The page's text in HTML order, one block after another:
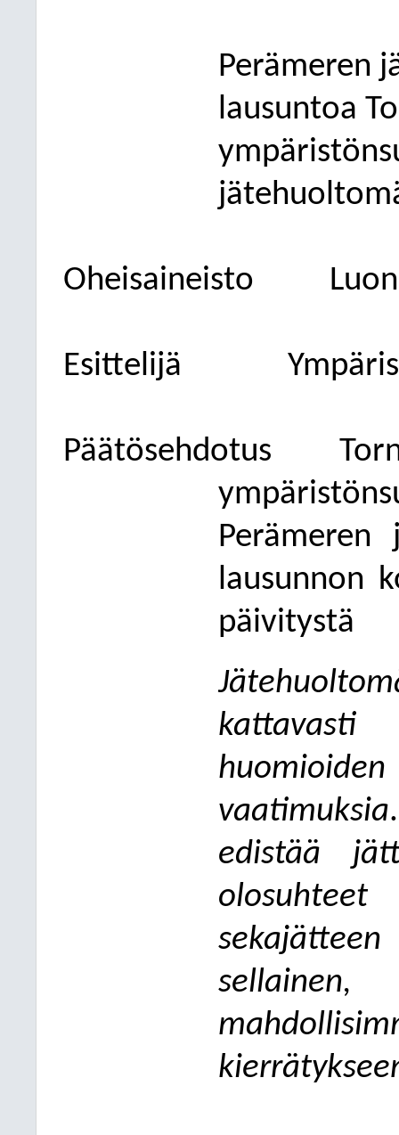
Perämeren
lausuntoa
Oheisaineisto
Esittelijä
Päätösehdotus
Perämeren
lausunnon
päivitystä
vaatimuksia.
edistää